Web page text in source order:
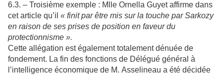
6.3. – Troisième exemple : Mlle Ornella Guyet affirme dans
cet article qu’il « finit par être mis sur la touche par Sarkozy
en raison de ses prises de position en faveur du
protectionnisme ».
Cette allégation est également totalement dénuée de
fondement. La fin des fonctions de Délégué général à
l’intelligence économique de M. Asselineau a été décidée